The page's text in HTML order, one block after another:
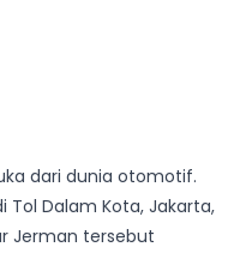
dari dunia otomotif.
Tol Dalam Kota, Jakarta,
Jerman tersebut